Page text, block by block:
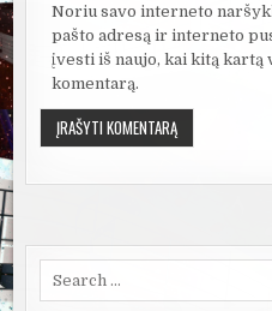
Noriu savo interneto
pašto adresą ir interneto
įvesti iš naujo, kai kitą kartą
komentarą.